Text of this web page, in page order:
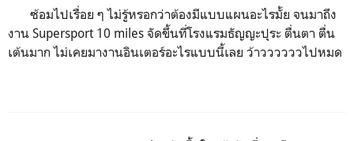
ซ้อมไปเรื่อย ๆ ไม่รู้หรอกว่าต้องมีแบบแผนอะไรมั้ย จนมาถึง
งาน Supersport 10 miles จัดขึ้นที่โรงแรมธัญญะปุระ ตื่นตา ตื่น
เต้นมาก ไม่เคยมางานอินเตอร์อะไรแบบนี้เลย ว้าววววววไปหมด